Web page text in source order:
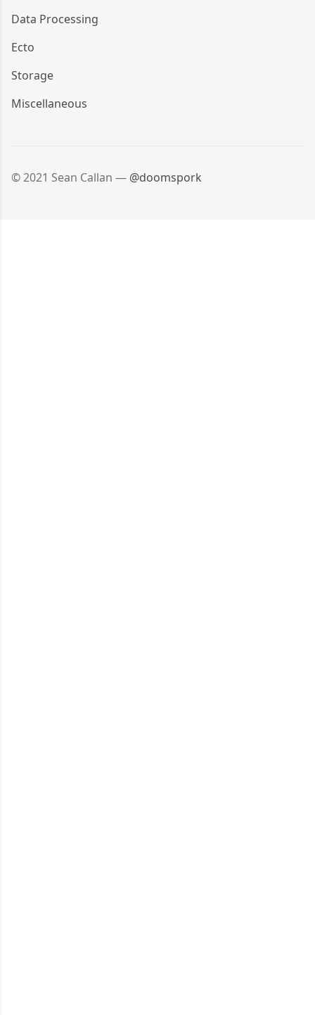
Data Processing
Ecto
Storage
Miscellaneous
© 2021 Sean Callan — @doomspork